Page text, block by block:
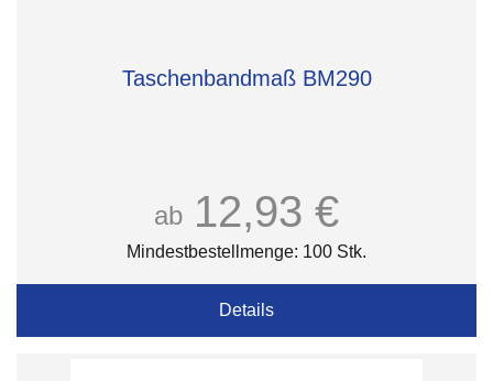
Taschenbandmaß BM290
ab 12,93 €
Mindestbestellmenge: 100 Stk.
Details